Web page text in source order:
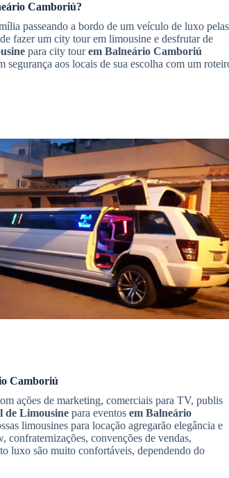
Camboriú?
passeando a bordo de um veículo de luxo pelas
fazer um city tour em limousine e desfrutar de
para city tourem Balneário Camboriú
aos locais de sua escolha com um
Camboriú
ações de marketing, comerciais para TV, publis
de Limousine para eventos em Balneário
limousines para locação agregarão elegância e
confraternizações, convenções de vendas,
luxo são muito confortáveis, dependendo do